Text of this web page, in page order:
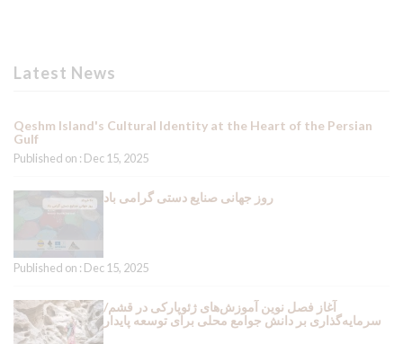
Latest News
Qeshm Island's Cultural Identity at the Heart of the Persian
Gulf
Published on : Dec 15, 2025
روز جهانی صنایع دستی گرامی باد
Published on : Dec 15, 2025
آغاز فصل نوین آموزش‌های ژئوپارکی در قشم/
سرمایه‌گذاری بر دانش جوامع محلی برای توسعه پایدار